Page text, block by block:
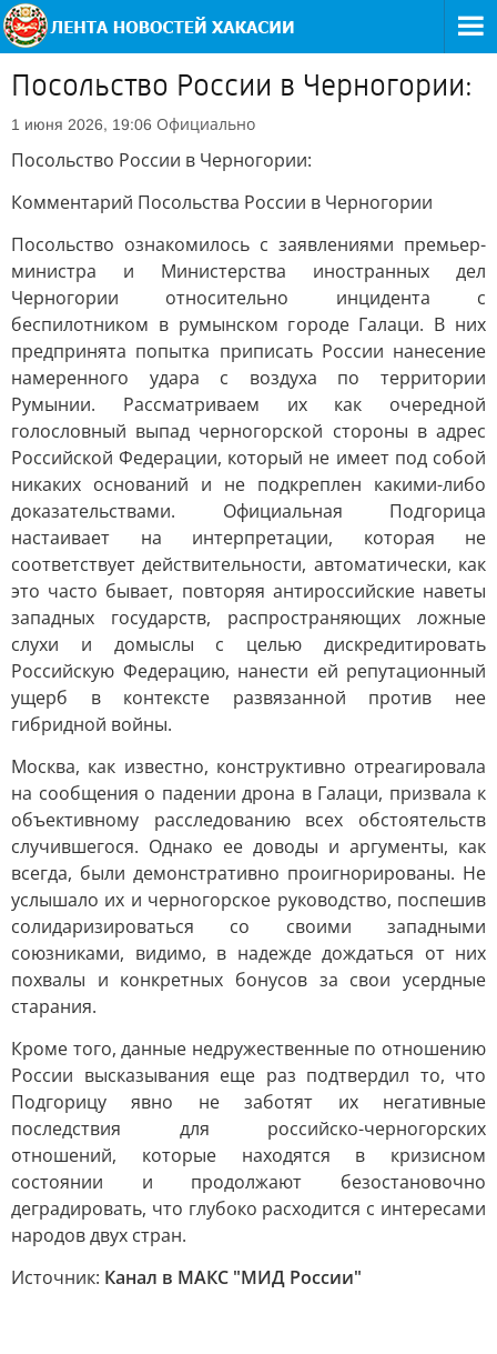
Посольство России в Черногории:
1 июня 2026, 19:06 Официально
Посольство России в Черногории:
Комментарий Посольства России в Черногории
Посольство ознакомилось с заявлениями премьер-
министра и Министерства иностранных дел
Черногории относительно инцидента с
беспилотником в румынском городе Галаци. В них
предпринята попытка приписать России нанесение
намеренного удара с воздуха по территории
Румынии. Рассматриваем их как очередной
голословный выпад черногорской стороны в адрес
Российской Федерации, который не имеет под собой
никаких оснований и не подкреплен какими-либо
доказательствами. Официальная Подгорица
настаивает на интерпретации, которая не
соответствует действительности, автоматически, как
это часто бывает, повторяя антироссийские наветы
западных государств, распространяющих ложные
слухи и домыслы с целью дискредитировать
Российскую Федерацию, нанести ей репутационный
ущерб в контексте развязанной против нее
гибридной войны.
Москва, как известно, конструктивно отреагировала
на сообщения о падении дрона в Галаци, призвала к
объективному расследованию всех обстоятельств
случившегося. Однако ее доводы и аргументы, как
всегда, были демонстративно проигнорированы. Не
услышало их и черногорское руководство, поспешив
солидаризироваться со своими западными
союзниками, видимо, в надежде дождаться от них
похвалы и конкретных бонусов за свои усердные
старания.
Кроме того, данные недружественные по отношению
России высказывания еще раз подтвердил то, что
Подгорицу явно не заботят их негативные
последствия для российско-черногорских
отношений, которые находятся в кризисном
состоянии и продолжают безостановочно
деградировать, что глубоко расходится с интересами
народов двух стран.
Источник: Канал в МАКС "МИД России"